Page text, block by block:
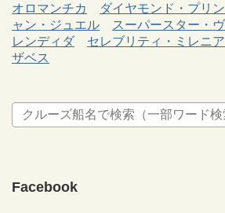
オロマンチカ
ダイヤモンド・プリ
ャン・ジュエル
スーパースター・
レンディダ
セレブリティ・ミレニ
ザベス
Facebook